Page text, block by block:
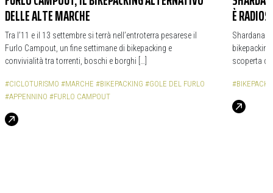
DELLE ALTE MARCHE
Tra l’11 e il 13 settembre si terrà nell’entroterra pesarese il
Furlo Campout, un fine settimane di bikepacking e
convivialità tra torrenti, boschi e borghi […]
#CICLOTURISMO #MARCHE #BIKEPACKING #GOLE DEL FURLO
#APPENNINO #FURLO CAMPOUT
È
Shardana
scoperta